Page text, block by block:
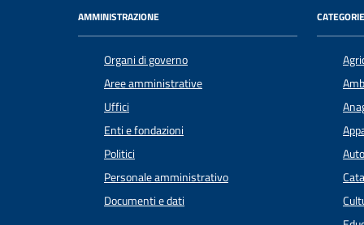
AMMINISTRAZIONE
Organi di governo
Aree amministrative
Uffici
Enti e fondazioni
Politici
Personale amministrativo
Documenti e dati